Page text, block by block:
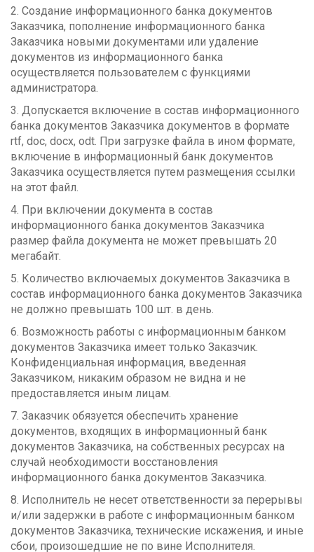
2. Создание информационного банка документов
Заказчика, пополнение информационного банка
Заказчика новыми документами или удаление
документов из информационного банка
осуществляется пользователем с функциями
администратора.
3. Допускается включение в состав информационного
банка документов Заказчика документов в формате
rtf, doc, docx, odt. При загрузке файла в ином формате,
включение в информационный банк документов
Заказчика осуществляется путем размещения ссылки
на этот файл.
4. При включении документа в состав
информационного банка документов Заказчика
размер файла документа не может превышать 20
мегабайт.
5. Количество включаемых документов Заказчика в
состав информационного банка документов Заказчика
не должно превышать 100 шт. в день.
6. Возможность работы с информационным банком
документов Заказчика имеет только Заказчик.
Конфиденциальная информация, введенная
Заказчиком, никаким образом не видна и не
предоставляется иным лицам.
7. Заказчик обязуется обеспечить хранение
документов, входящих в информационный банк
документов Заказчика, на собственных ресурсах на
случай необходимости восстановления
информационного банка документов Заказчика.
8. Исполнитель не несет ответственности за перерывы
и/или задержки в работе с информационным банком
документов Заказчика, технические искажения, и иные
сбои, произошедшие не по вине Исполнителя.